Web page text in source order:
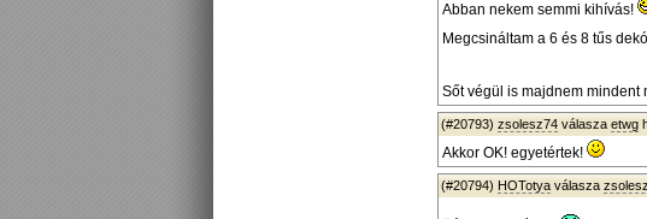
Abban nekem semmi kihívás!
Megcsináltam a 6 és 8 tűs
Sőt végül is majdnem mindent
(#20793) zsolesz74 válasza etwg
Akkor OK! egyetértek!
(#20794) HOTotya válasza